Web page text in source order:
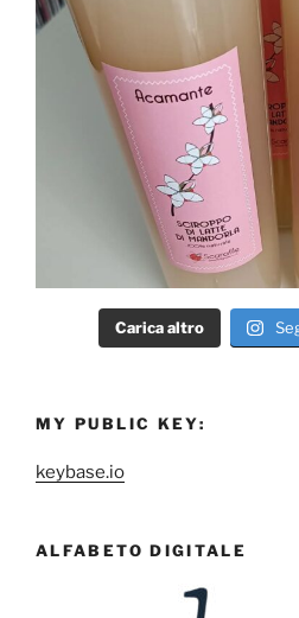
Carica altro
MY PUBLIC KEY:
keybase.io
ALFABETO DIGITALE